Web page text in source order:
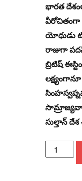
భారత
వీరోచితంగా
యోధుడు
రాజుగా
బ్రిటిష్‌
సుల్తాన్‌
తొలి